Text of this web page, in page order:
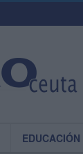
EDUCACIÓN